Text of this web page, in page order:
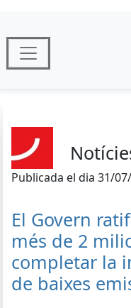
Publicada el dia 31/
El Govern
més de 2
completar la
de baixes